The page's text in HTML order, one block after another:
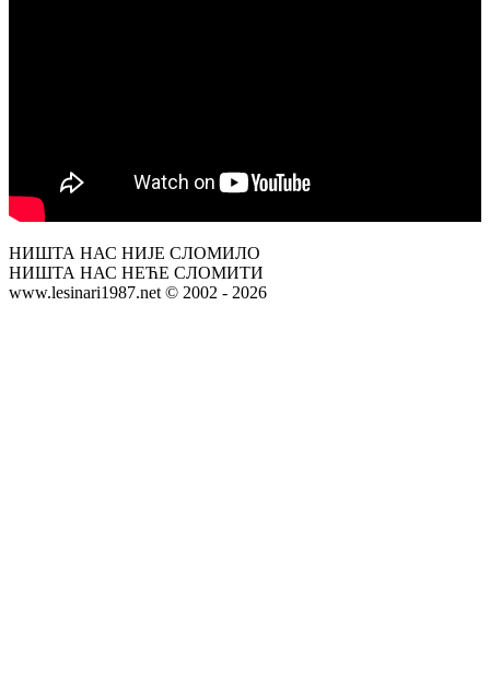
НИШТА НАС НИЈЕ СЛОМИЛО
НИШТА НАС НЕЋЕ СЛОМИТИ
www.lesinari1987.net © 2002 - 2026